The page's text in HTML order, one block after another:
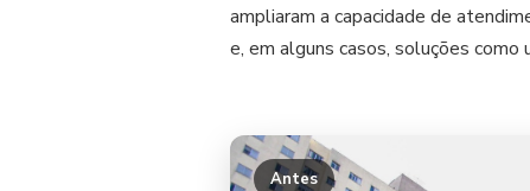
ampliaram a capacidade de
e, em alguns casos, soluções como
Antes